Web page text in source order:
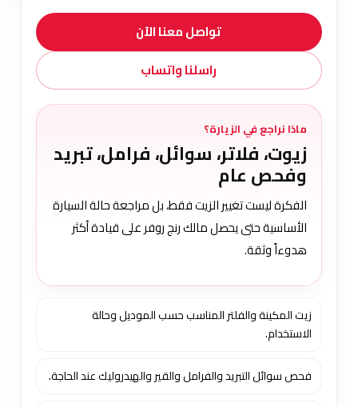
تواصل معنا الآن
راسلنا واتساب
ماذا نراجع في الزيارة؟
زيوت، فلاتر، سوائل، فرامل، تبريد
وفحص عام
الفكرة ليست تغيير الزيت فقط، بل مراجعة حالة السيارة
الأساسية حتى يحصل مالك رنج روفر على قيادة أكثر
هدوءاً وثقة.
زيت المكينة والفلتر المناسب حسب الموديل وحالة
الاستخدام.
فحص سوائل التبريد والفرامل والقير والهيدروليك عند الحاجة.